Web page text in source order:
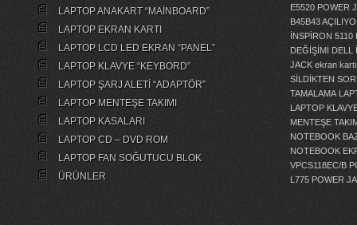
LAPTOP ANAKART “MAİNBOARD”
LAPTOP EKRAN KARTI
LAPTOP LCD LED EKRAN “PANEL”
LAPTOP KLAVYE “KEYBORD”
LAPTOP ŞARJ ALETİ “ADAPTÖR”
LAPTOP MENTEŞE TAKIMI
LAPTOP KASALARI
LAPTOP CD – DVD ROM
LAPTOP FAN SOĞUTUCU BLOK
ÜRÜNLER
E5520 POWER
B45B43
İNSPİRON
DEĞİŞİMİ
DELL
JACK ekran
SİLDİKTEN
TAMALAMA
LAPTOP
MENTEŞE
NOTEBOOK
NOTEBOOK
VPCS118EC/B
L775 POWER